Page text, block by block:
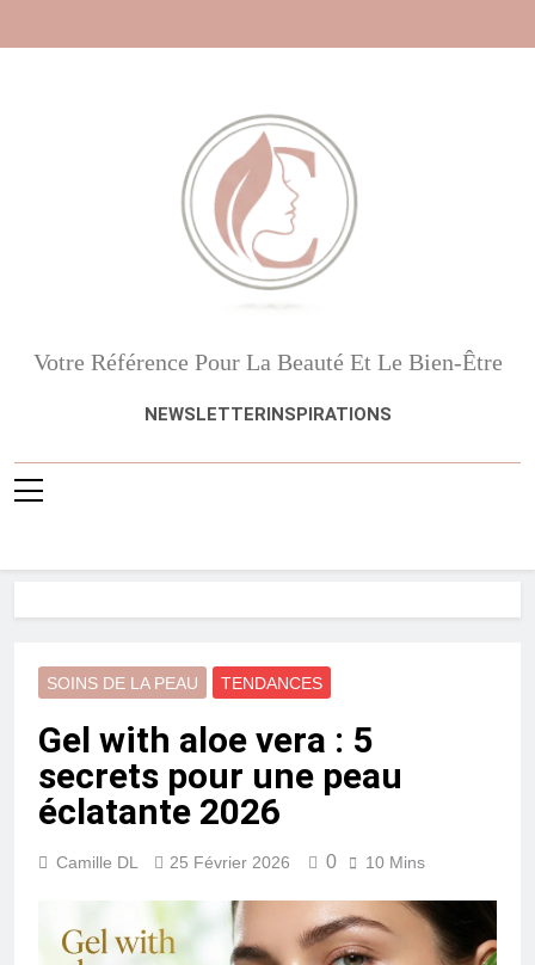
Beauté, Esthétique,
Anti-Âge
Votre Référence Pour La Beauté Et Le Bien-Être
NEWSLETTERINSPIRATIONS
SOINS DE LA PEAU TENDANCES
Gel with aloe vera : 5
secrets pour une peau
éclatante 2026
Camille DL 25 Février 2026 0 10 Mins